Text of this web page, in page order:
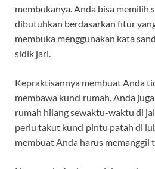
membukanya. Anda bisa memilih
dibutuhkan berdasarkan fitur
membuka menggunakan kata
sidik jari.
Kepraktisannya membuat Anda
membawa kunci rumah. Anda
rumah hilang sewaktu-waktu di
perlu takut kunci pintu patah di
membuat Anda harus memanggil